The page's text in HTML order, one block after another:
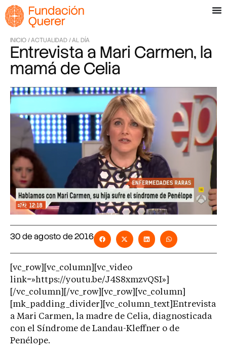
INICIO /ACTUALIDAD /AL DÍA
Entrevista a Mari Carmen, la
mamá de Celia
30 de agosto de 2016
[vc_row][vc_column][vc_video
link=»https://youtu.be/J4S8xmzvQSI»]
[/vc_column][/vc_row][vc_row][vc_column]
[mk_padding_divider][vc_column_text]Entrevista
a Mari Carmen, la madre de Celia, diagnosticada
con el Síndrome de Landau-Kleffner o de
Penélope.